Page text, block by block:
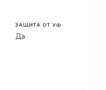
ЗАЩИТА ОТ УФ
Да